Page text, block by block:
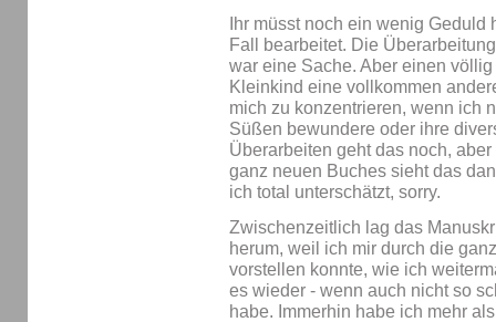
Ihr müsst noch ein wenig
Fall bearbeitet. Die
war eine Sache. Aber einen
Kleinkind eine vollkommen
mich zu konzentrieren, wenn ich
Süßen bewundere oder ihre
Überarbeiten geht das noch,
ganz neuen Buches sieht das
ich total unterschätzt, sorry.
Zwischenzeitlich lag das
herum, weil ich mir durch die
vorstellen konnte, wie ich
es wieder - wenn auch nicht so
habe. Immerhin habe ich mehr